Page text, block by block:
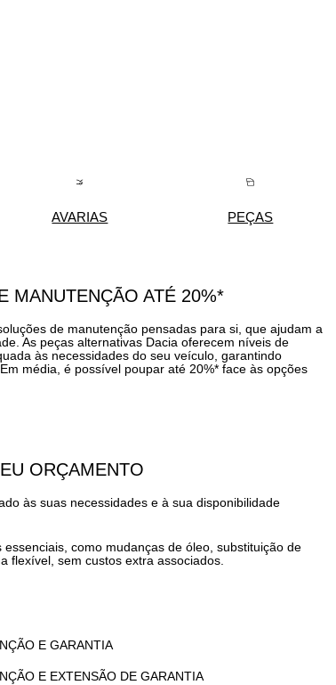
AVARIAS PEÇAS
MANUTENÇÃO ATÉ 20%*
de manutenção pensadas para si, que ajudam a
As peças alternativas Dacia oferecem níveis de
às necessidades do seu veículo, garantindo
média, é possível poupar até 20%* face às opções
ORÇAMENTO
às suas necessidades e à sua disponibilidade
como mudanças de óleo, substituição de
flexível, sem custos extra associados.
E GARANTIA
E EXTENSÃO DE GARANTIA